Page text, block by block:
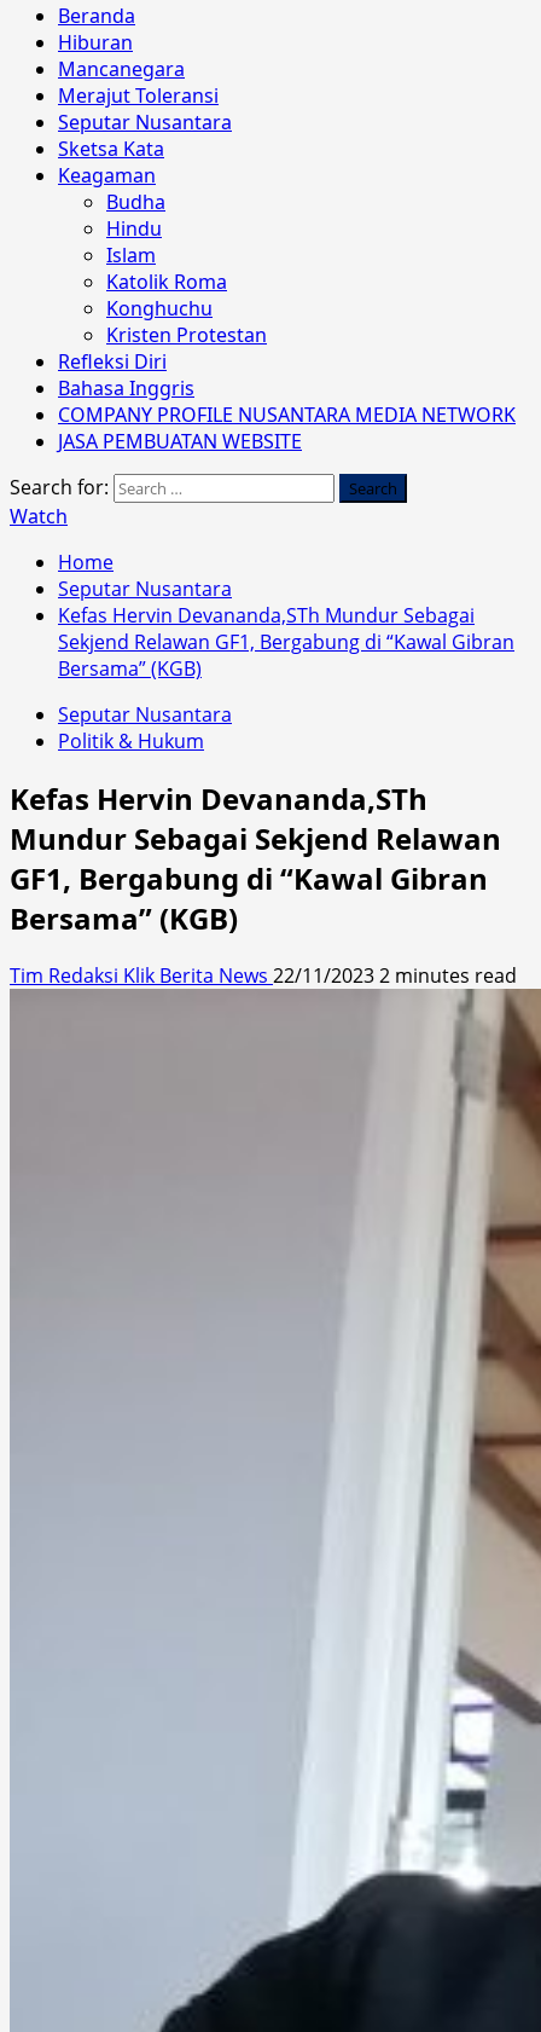
Beranda
Hiburan
Mancanegara
Merajut Toleransi
Seputar Nusantara
Sketsa Kata
Keagaman
Budha
Hindu
Islam
Katolik Roma
Konghuchu
Kristen Protestan
Refleksi Diri
Bahasa Inggris
COMPANY PROFILE NUSANTARA MEDIA NETWORK
JASA PEMBUATAN WEBSITE
Search for:
Watch
Home
Seputar Nusantara
Kefas Hervin Devananda,STh Mundur Sebagai
Sekjend Relawan GF1, Bergabung di “Kawal Gibran
Bersama” (KGB)
Seputar Nusantara
Politik & Hukum
Kefas Hervin Devananda,STh
Mundur Sebagai Sekjend Relawan
GF1, Bergabung di “Kawal Gibran
Bersama” (KGB)
Tim Redaksi Klik Berita News 22/11/20232 minutes read